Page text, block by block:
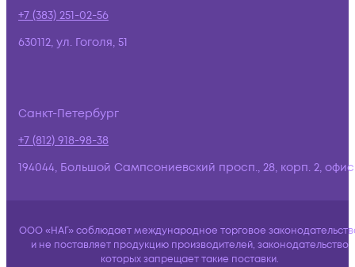
+7 (383) 251-02-56
630112, ул. Гоголя, 51
Санкт-Петербург
+7 (812) 918-98-38
194044, Большой Сампсониевский просп., 28, корп. 2,
ООО «НАГ» соблюдает международное торговое
и не поставляет продукцию производителей, законодательство
которых запрещает такие поставки.